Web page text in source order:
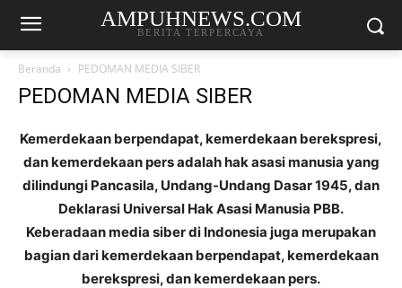
AMPUHNEWS.COM
BERITA TERPERCAYA
Beranda PEDOMAN MEDIA SIBER
PEDOMAN MEDIA SIBER
Kemerdekaan berpendapat, kemerdekaan berekspresi,
dan kemerdekaan pers adalah hak asasi manusia yang
dilindungi Pancasila, Undang-Undang Dasar 1945, dan
Deklarasi Universal Hak Asasi Manusia PBB.
Keberadaan media siber di Indonesia juga merupakan
bagian dari kemerdekaan berpendapat, kemerdekaan
berekspresi, dan kemerdekaan pers.